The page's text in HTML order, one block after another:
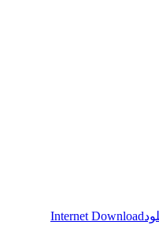
Internet Download